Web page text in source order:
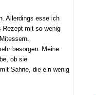
Allerdings esse ich
Rezept mit so wenig
besorgen. Meine
ob sie
Sahne, die ein wenig